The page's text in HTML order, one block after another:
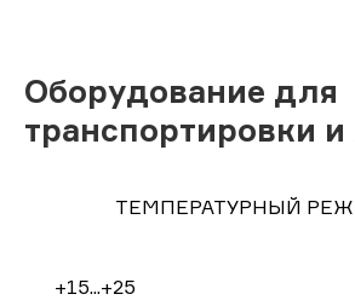
Оборудование для
транспортировки и
ТЕМПЕРАТУРНЫЙ
+15...+25